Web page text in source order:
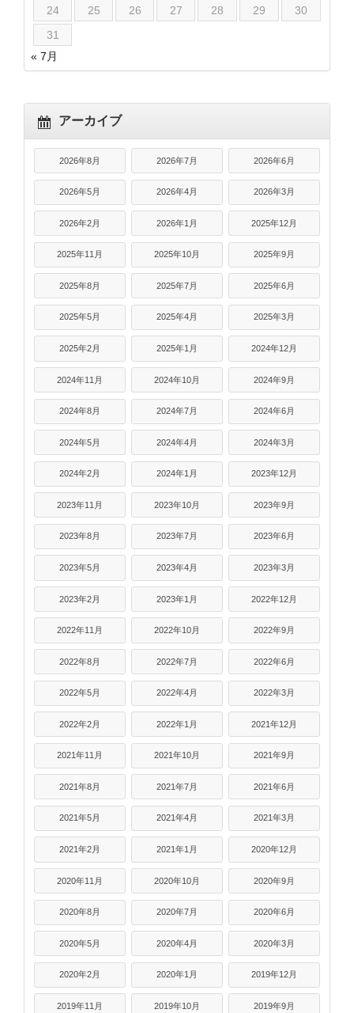
24
25 26 27 28 29
30
31
« 7月
アーカイブ
2026年8月 2026年7月 2026年6月
2026年5月 2026年4月 2026年3月
2026年2月 2026年1月 2025年12月
2025年11月 2025年10月 2025年9月
2025年8月 2025年7月 2025年6月
2025年5月 2025年4月 2025年3月
2025年2月 2025年1月 2024年12月
2024年11月 2024年10月 2024年9月
2024年8月 2024年7月 2024年6月
2024年5月 2024年4月 2024年3月
2024年2月 2024年1月 2023年12月
2023年11月 2023年10月 2023年9月
2023年8月 2023年7月 2023年6月
2023年5月 2023年4月 2023年3月
2023年2月 2023年1月 2022年12月
2022年11月 2022年10月 2022年9月
2022年8月 2022年7月 2022年6月
2022年5月 2022年4月 2022年3月
2022年2月 2022年1月 2021年12月
2021年11月 2021年10月 2021年9月
2021年8月 2021年7月 2021年6月
2021年5月 2021年4月 2021年3月
2021年2月 2021年1月 2020年12月
2020年11月 2020年10月 2020年9月
2020年8月 2020年7月 2020年6月
2020年5月 2020年4月 2020年3月
2020年2月 2020年1月 2019年12月
2019年11月 2019年10月 2019年9月